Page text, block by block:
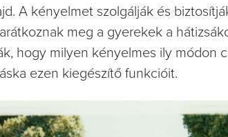
A kényelmet szolgálják és
meg a gyerekek a
hogy milyen kényelmes ily módon
ezen kiegészítő funkcióit.